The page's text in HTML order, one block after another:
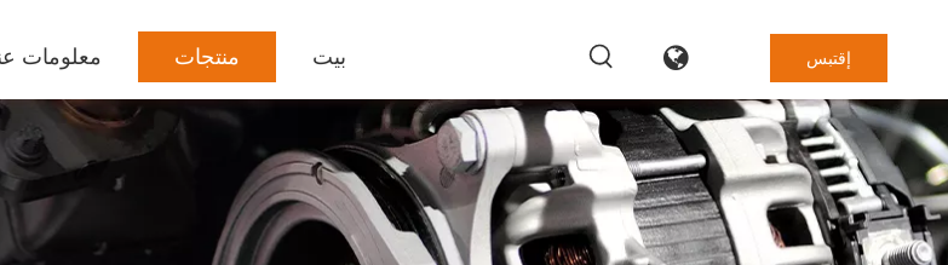
بيت منتجات معلومات إقتبس